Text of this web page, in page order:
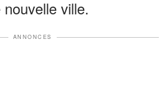
ville.
ANNONCES